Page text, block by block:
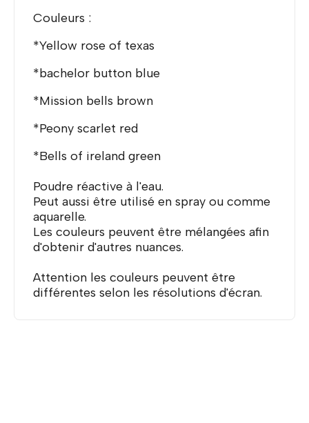
Couleurs :
*Yellow rose of texas
*bachelor button blue
*Mission bells brown
*Peony scarlet red
*Bells of ireland green
Poudre réactive à l'eau.
Peut aussi être utilisé en spray ou comme
aquarelle.
Les couleurs peuvent être mélangées afin
d'obtenir d'autres nuances.
Attention les couleurs peuvent être
différentes selon les résolutions d'écran.